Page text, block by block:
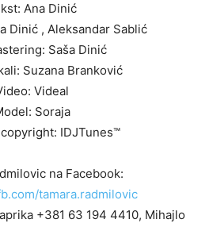
Ana Dinić
Dinić , Aleksandar Sablić
Saša Dinić
Suzana Branković
Videal
Soraja
IDJTunes™
na Facebook:
tamara.radmilovic
+381 63 194 4410, Mihajlo